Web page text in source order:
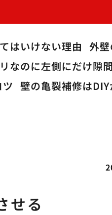
はいけない理由 外
なのに左側にだけ隙
壁の亀裂補修は
せる